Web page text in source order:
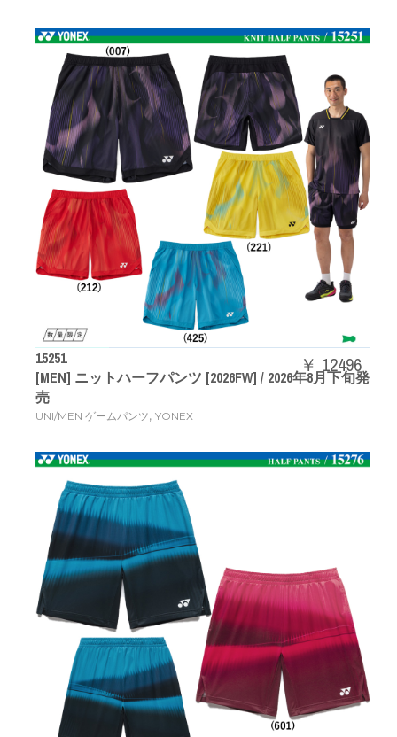
15251
[MEN] ニットハーフパンツ [2026FW] / 2026年8月下旬発
売
UNI/MEN ゲームパンツ, YONEX
￥ 12496